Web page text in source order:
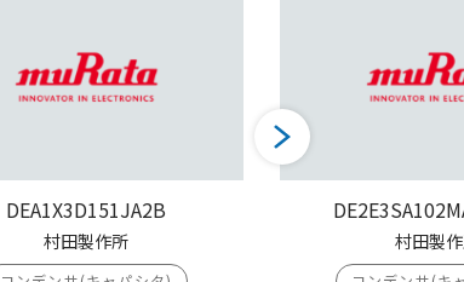
DEA1X3D151JA2B
村田製作所 村田製